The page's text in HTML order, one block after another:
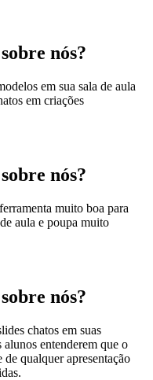
nós?
em sua sala de aula
em criações
nós?
muito boa para
aula e poupa muito
nós?
chatos em suas
alunos entenderem que o
qualquer apresentação